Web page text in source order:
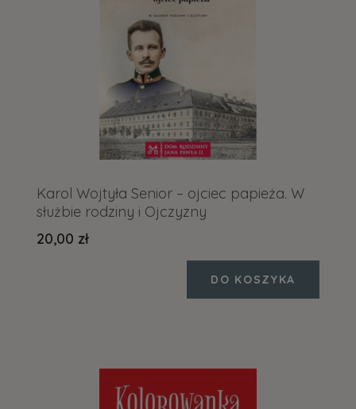
Karol Wojtyła Senior – ojciec papieża. W
służbie rodziny i Ojczyzny
20,00 zł
DO KOSZYKA